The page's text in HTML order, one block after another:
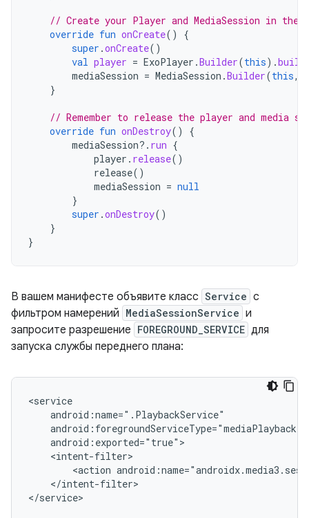
// Create your Player and MediaSession in the
override fun onCreate()
{
super .onCreate()
val player = ExoPlayer .Builder(this).build
mediaSession = MediaSession .Builder(this,
}
// Remember to release the player and media
override fun onDestroy()
{
mediaSession?. run {
player . release()
release()
mediaSession = null
}
super .onDestroy()
}
}
В вашем манифесте объявите класс Service с
фильтром намерений MediaSessionService и
запросите разрешение FOREGROUND_SERVICE для
запуска службы переднего плана:
<action
</intent-filter>
</service>